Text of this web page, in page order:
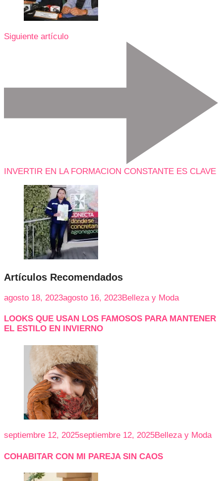
Siguiente artículo
INVERTIR EN LA FORMACION CONSTANTE ES CLAVE
Artículos Recomendados
agosto 18, 2023agosto 16, 2023Belleza y Moda
LOOKS QUE USAN LOS FAMOSOS PARA MANTENER
EL ESTILO EN INVIERNO
septiembre 12, 2025septiembre 12, 2025Belleza y Moda
COHABITAR CON MI PAREJA SIN CAOS